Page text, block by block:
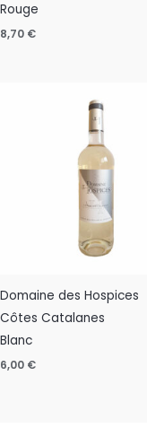
Rouge
8,70 €
Domaine des Hospices
Côtes Catalanes
Blanc
6,00 €